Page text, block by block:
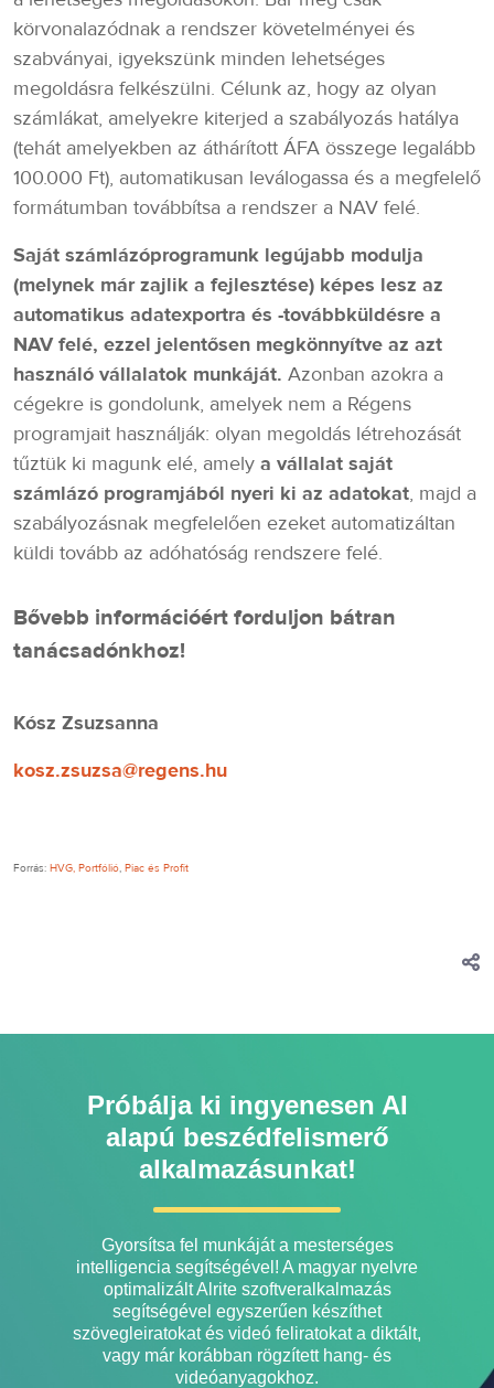
körvonalazódnak a rendszer követelményei és
szabványai, igyekszünk minden lehetséges
megoldásra felkészülni. Célunk az, hogy az olyan
számlákat, amelyekre kiterjed a szabályozás hatálya
(tehát amelyekben az áthárított ÁFA összege legalább
100.000 Ft), automatikusan leválogassa és a megfelelő
formátumban továbbítsa a rendszer a NAV felé.
Saját számlázóprogramunk legújabb modulja
(melynek már zajlik a fejlesztése) képes lesz az
automatikus adatexportra és -továbbküldésre a
NAV felé, ezzel jelentősen megkönnyítve az azt
használó vállalatok munkáját. Azonban azokra a
cégekre is gondolunk, amelyek nem a Régens
programjait használják: olyan megoldás létrehozását
tűztük ki magunk elé, amely a vállalat saját
számlázó programjából nyeri ki az adatokat, majd a
szabályozásnak megfelelően ezeket automatizáltan
küldi tovább az adóhatóság rendszere felé.
Bővebb információért forduljon bátran
tanácsadónkhoz!
Kósz Zsuzsanna
kosz.zsuzsa@regens.hu
Forrás: HVG, Portfólió, Piac és Profit
Próbálja ki ingyenesen AI
alapú beszédfelismerő
alkalmazásunkat!
Gyorsítsa fel munkáját a mesterséges
intelligencia segítségével! A magyar nyelvre
optimalizált Alrite szoftveralkalmazás
segítségével egyszerűen készíthet
szövegleiratokat és videó feliratokat a diktált,
vagy már korábban rögzített hang- és
videóanyagokhoz.